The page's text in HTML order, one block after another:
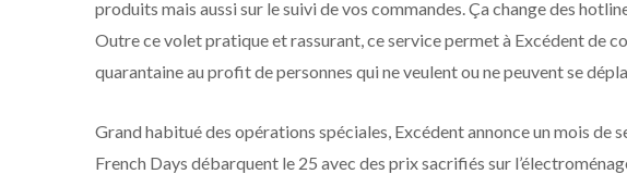
produits mais aussi sur le suivi de vos commandes. Ça change des
Outre ce volet pratique et rassurant, ce service permet à Excédent de
quarantaine au profit de personnes qui ne veulent ou ne peuvent se
Grand habitué des opérations spéciales, Excédent annonce un mois de
French Days débarquent le 25 avec des prix sacrifiés sur